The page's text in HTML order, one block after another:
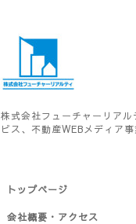
株式会社フューチャーリア
ビス、不動産WEBメディア
トップページ
会社概要・アクセス